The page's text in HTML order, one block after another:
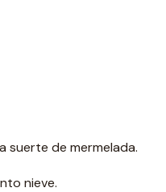
suerte de mermelada.
nieve.